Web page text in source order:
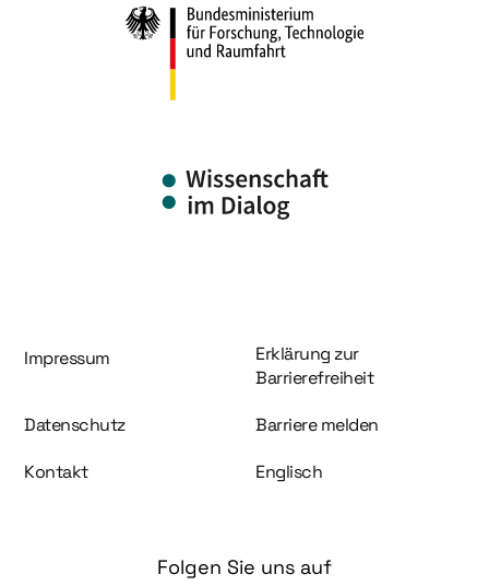
Information und Service
Impressum
Erklärung zur
Barrierefreiheit
Datenschutz Barriere melden
Kontakt Englisch
Folgen Sie uns auf